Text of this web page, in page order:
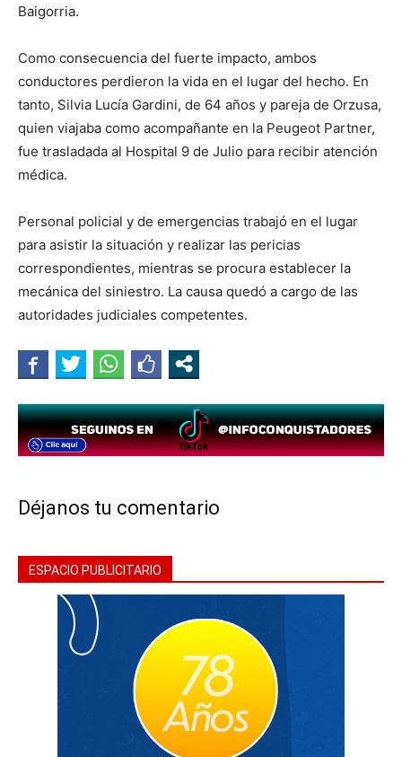
Baigorria.
Como consecuencia del fuerte impacto, ambos
conductores perdieron la vida en el lugar del hecho. En
tanto, Silvia Lucía Gardini, de 64 años y pareja de Orzusa,
quien viajaba como acompañante en la Peugeot Partner,
fue trasladada al Hospital 9 de Julio para recibir atención
médica.
Personal policial y de emergencias trabajó en el lugar
para asistir la situación y realizar las pericias
correspondientes, mientras se procura establecer la
mecánica del siniestro. La causa quedó a cargo de las
autoridades judiciales competentes.
Déjanos tu comentario
ESPACIO PUBLICITARIO